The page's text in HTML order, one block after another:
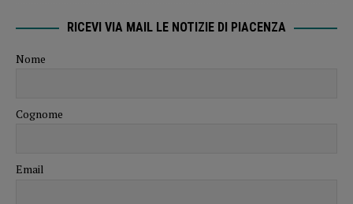
RICEVI VIA MAIL LE NOTIZIE DI PIACENZA
Nome
Cognome
Email